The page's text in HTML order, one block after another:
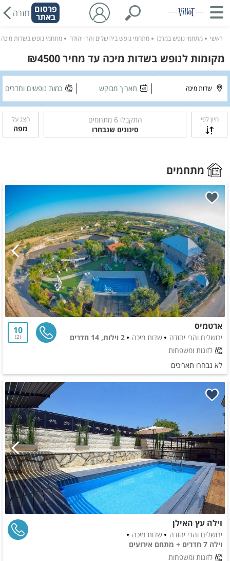
פרסום
באתר חזרה
ראשי מתחמי נופש במרכז מתחמי נופש בירושלים והרי יהודה מתחמי נופש בשדות מיכה
מקומות לנופש בשדות מיכה עד מחיר ₪4500
תאריך מבוקש כמות נופשים וחדרים
מיון לפי התקבלו6 מתחמים
סינונים שנבחרו
הצג על
מפה
מתחמים
ארטמיס
ירושלים והרי יהודה שדות מיכה
2 וילות, 14 חדרים
לזוגות ומשפחות
10
2
לא נבחרו תאריכים
וילה עץ האילן
ירושלים והרי יהודה
שדות מיכה
וילה 7 חדרים + מתחם אירועים
לזוגות ומשפחות